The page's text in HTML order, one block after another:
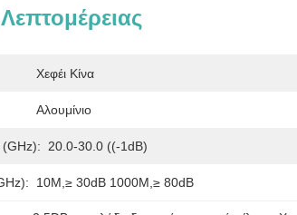
Χεφέι Κίνα
Αλουμίνιο
(GHz): 20.0-30.0 ((-1dB)
10M,≥ 30dB 1000M,≥ 80dB